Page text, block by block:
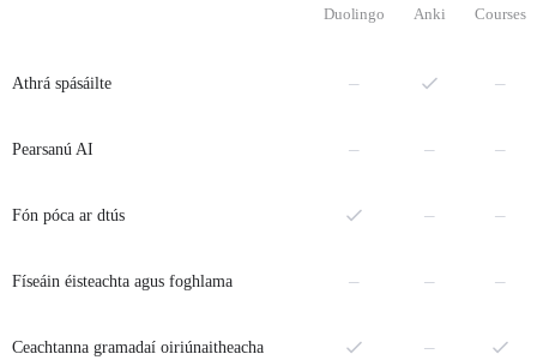
Duolingo Anki Courses
Athrá spásáilte –Níl –Níl
Pearsanú AI –Níl –Níl –Níl
Fón póca ar dtús –Níl –Níl
Físeáin éisteachta agus foghlama –Níl –Níl –Níl
Ceachtanna gramadaí oiriúnaitheacha –Níl